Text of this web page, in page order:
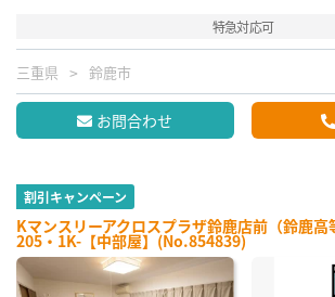
特急対応可
三重県 鈴鹿市
お問合わせ
割引キャンペーン
Kマンスリーアクロスプラザ鈴鹿店前（鈴鹿高
205・1K-【中部屋】(No.854839)